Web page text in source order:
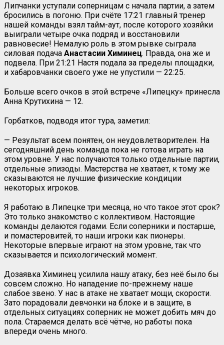
Липчанки уступали соперницам с начала партии, а затем
бросились в погоню. При счёте 17:21 главный тренер
нашей команды взял тайм-аут, после которого хозяйки
выиграли четыре очка подряд и восстановили
равновесие! Немалую роль в этом рывке сыграла
силовая подача Анастасии Химинец. Правда, она же и
подвела. При 21:21 Настя подала за пределы площадки,
и хабаровчанки своего уже не упустили — 22:25.
Больше всего очков в этой встрече «Липецку» принесла
Анна Крутихина — 12.
Горбатков, подводя итог тура, заметил:
— Результат всем понятен, он неудовлетворителен. На
сегодняшний день команда пока не готова играть на
этом уровне. У нас получаются только отдельные партии,
отдельные эпизоды. Мастерства не хватает, к тому же
сказываются не лучшие физические кондиции
некоторых игроков.
Я работаю в Липецке три месяца, но что такое этот срок?
Это только знакомство с коллективом. Настоящие
команды делаются годами. Если соперники и постарше,
и помастеровитей, то наши игроки как пионеры.
Некоторые впервые играют на этом уровне, так что
сказывается и психологический момент.
Дозаявка Химинец усилила нашу атаку, без неё было бы
совсем сложно. Но нападение по-прежнему наше
слабое звено. У нас в атаке не хватает мощи, скорости.
Зато порадовали девчонки на блоке и в защите, в
отдельных ситуациях соперник не может добить мяч до
пола. Стараемся делать всё чётче, но работы пока
впереди очень много.